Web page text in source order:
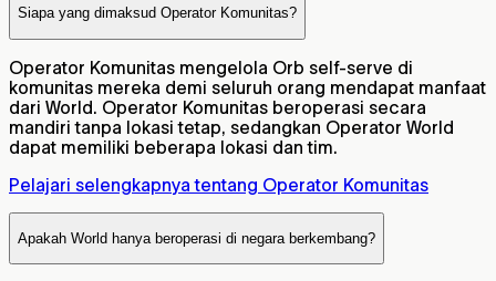
Siapa yang dimaksud Operator Komunitas?
Operator Komunitas mengelola Orb self-serve di
komunitas mereka demi seluruh orang mendapat manfaat
dari World. Operator Komunitas beroperasi secara
mandiri tanpa lokasi tetap, sedangkan Operator World
dapat memiliki beberapa lokasi dan tim.
Pelajari selengkapnya tentang Operator Komunitas
Apakah World hanya beroperasi di negara berkembang?